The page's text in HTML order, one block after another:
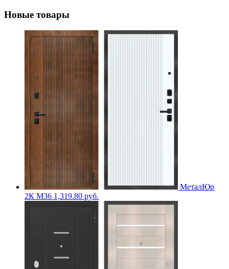
Новые товары
МеталЮр
2К M36 1,319.80 руб.